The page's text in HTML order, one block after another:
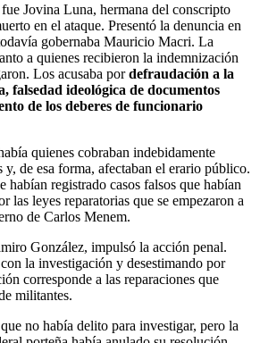
Jovina Luna, hermana del conscripto
en el ataque. Presentó la denuncia en
gobernaba Mauricio Macri. La
a quienes recibieron la indemnización
Los acusaba pordefraudación a la
falsedad ideológica de documentos
de los deberes de funcionario
quienes cobraban indebidamente
y, de esa forma, afectaban el erario público.
habían registrado casos falsos que habían
las leyes reparatorias que se empezaron a
de Carlos Menem.
González, impulsó la acción penal.
la investigación y desestimando por
corresponde a las reparaciones que
militantes.
no había delito para investigar, pero la